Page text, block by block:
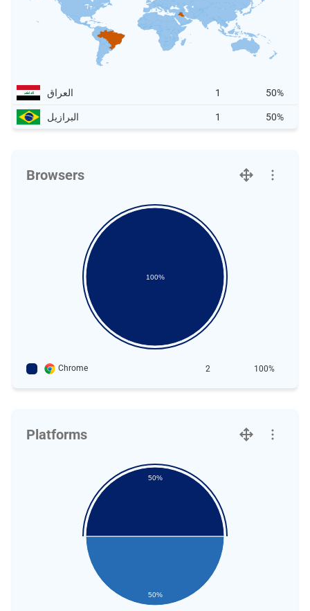
العراق 1 50%
البرازيل 1 50%
Browsers
100%
Chrome 2 100%
Platforms
50%
50%